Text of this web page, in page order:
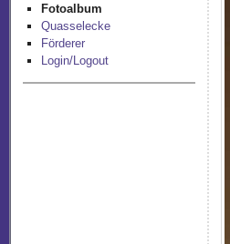
Fotoalbum
Quasselecke
Förderer
Login/Logout